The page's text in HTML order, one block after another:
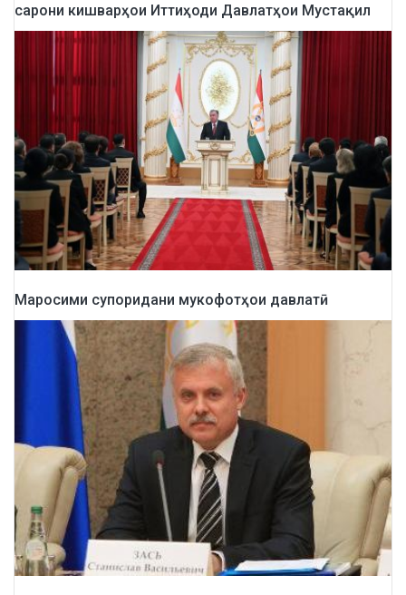
сарони кишварҳои Иттиҳоди Давлатҳои Мустақил
Маросими супоридани мукофотҳои давлатӣ